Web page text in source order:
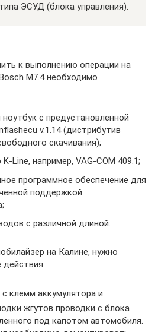
ЭСУД (блока управления).
к выполнению операции на
М7.4 необходимо
с предустановленной
v.1.14 (дистрибутив
скачивания);
Line, например, VAG-COM 409.1;
программное обеспечение для
поддержкой
с различной длиной.
на Калине, нужно
клемм аккумулятора и
жгутов проводки с блока
под капотом автомобиля.